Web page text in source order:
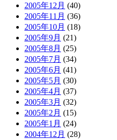
2005年12月 (40)
2005年11月 (36)
2005年10月 (18)
2005年9月 (21)
2005年8月 (25)
2005年7月 (34)
2005年6月 (41)
2005年5月 (30)
2005年4月 (37)
2005年3月 (32)
2005年2月 (15)
2005年1月 (24)
2004年12月 (28)